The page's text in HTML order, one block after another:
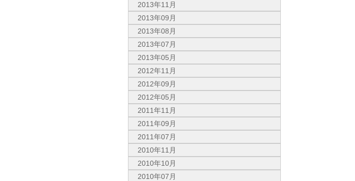
2013年11月
2013年09月
2013年08月
2013年07月
2013年05月
2012年11月
2012年09月
2012年05月
2011年11月
2011年09月
2011年07月
2010年11月
2010年10月
2010年07月